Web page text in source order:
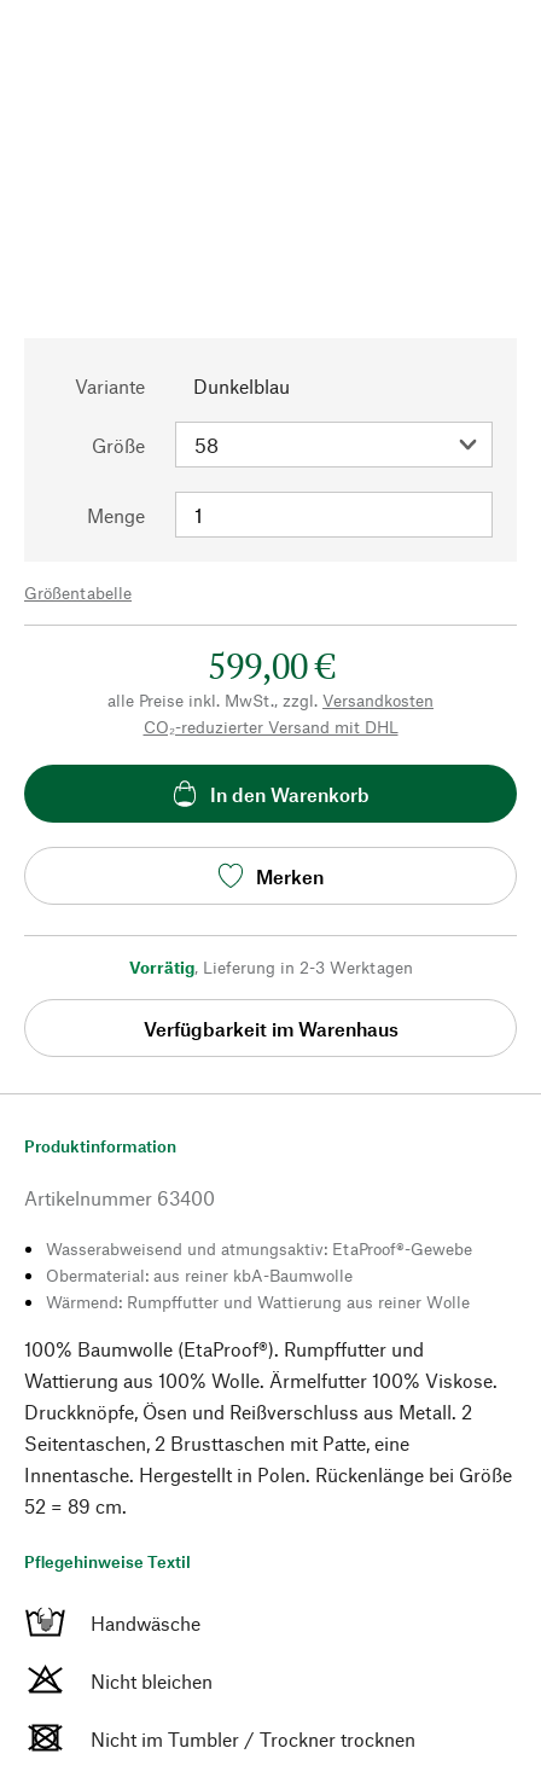
Variante Dunkelblau
Größe
Menge
Größentabelle
599,00 €
alle Preise inkl. MwSt., zzgl. Versandkosten
CO₂-reduzierter Versand mit DHL
In den Warenkorb
Merken
Vorrätig, Lieferung in 2-3 Werktagen
Verfügbarkeit im Warenhaus
Produktinformation
Artikelnummer 63400
Wasserabweisend und atmungsaktiv: EtaProof®-Gewebe
Obermaterial: aus reiner kbA-Baumwolle
Wärmend: Rumpffutter und Wattierung aus reiner Wolle
100% Baumwolle (EtaProof®). Rumpffutter und
Wattierung aus 100% Wolle. Ärmelfutter 100% Viskose.
Druckknöpfe, Ösen und Reißverschluss aus Metall. 2
Seitentaschen, 2 Brusttaschen mit Patte, eine
Innentasche. Hergestellt in Polen. Rückenlänge bei Größe
52 = 89 cm.
Pflegehinweise Textil
Handwäsche
Nicht bleichen
Nicht im Tumbler / Trockner trocknen